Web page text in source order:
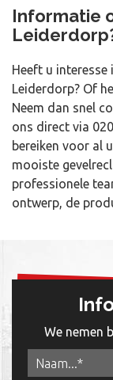
Informatie
Heeft u interesse
Leiderdorp? Of
Neem dan snel
ons direct via
bereiken voor al
mooiste
professionele
ontwerp, de
We nemen